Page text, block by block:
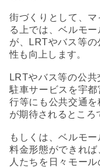
街づくりとして、
る上では、ベルモ
が、LRTやバス等
性も向上します。
LRTやバス等の公
駐車サービスを宇
行等にも公共交通
が期待されるところ
もしくは、ベルモ
料金形態ができれ
人たちを日々モー